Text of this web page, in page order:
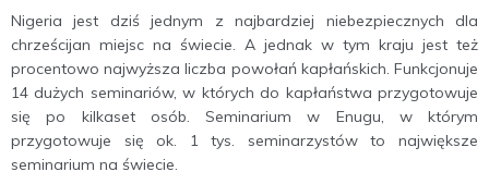
Nigeria jest dziś jednym z najbardziej niebezpiecznych dla
chrześcijan miejsc na świecie. A jednak w tym kraju jest też
procentowo najwyższa liczba powołań kapłańskich. Funkcjonuje
14 dużych seminariów, w których do kapłaństwa przygotowuje
się po kilkaset osób. Seminarium w Enugu, w którym
przygotowuje się ok. 1 tys. seminarzystów to największe
seminarium na świecie.